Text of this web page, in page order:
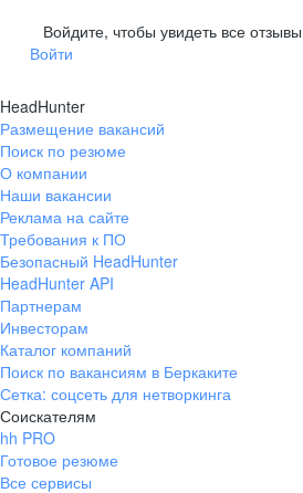
Войдите, чтобы увидеть все отзывы
Войти
HeadHunter
Размещение вакансий
Поиск по резюме
О компании
Наши вакансии
Реклама на сайте
Требования к ПО
Безопасный HeadHunter
HeadHunter API
Партнерам
Инвесторам
Каталог компаний
Поиск по вакансиям в Беркаките
Сетка: соцсеть для нетворкинга
Соискателям
hh PRO
Готовое резюме
Все сервисы